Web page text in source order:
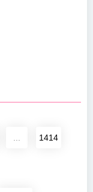
... 1414